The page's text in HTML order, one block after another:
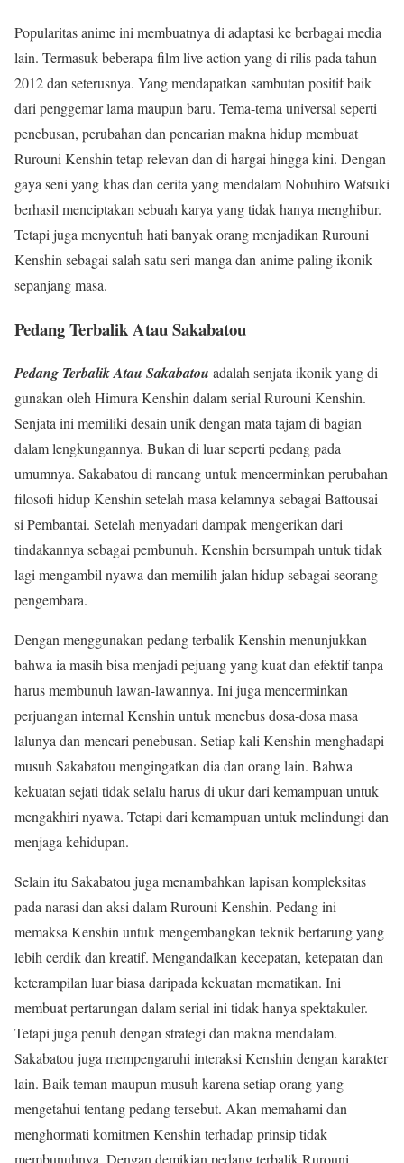
Popularitas anime ini membuatnya di adaptasi ke berbagai media
lain. Termasuk beberapa film live action yang di rilis pada tahun
2012 dan seterusnya. Yang mendapatkan sambutan positif baik
dari penggemar lama maupun baru. Tema-tema universal seperti
penebusan, perubahan dan pencarian makna hidup membuat
Rurouni Kenshin tetap relevan dan di hargai hingga kini. Dengan
gaya seni yang khas dan cerita yang mendalam Nobuhiro Watsuki
berhasil menciptakan sebuah karya yang tidak hanya menghibur.
Tetapi juga menyentuh hati banyak orang menjadikan Rurouni
Kenshin sebagai salah satu seri manga dan anime paling ikonik
sepanjang masa.
Pedang Terbalik Atau Sakabatou
Pedang Terbalik Atau Sakabatou adalah senjata ikonik yang di
gunakan oleh Himura Kenshin dalam serial Rurouni Kenshin.
Senjata ini memiliki desain unik dengan mata tajam di bagian
dalam lengkungannya. Bukan di luar seperti pedang pada
umumnya. Sakabatou di rancang untuk mencerminkan perubahan
filosofi hidup Kenshin setelah masa kelamnya sebagai Battousai
si Pembantai. Setelah menyadari dampak mengerikan dari
tindakannya sebagai pembunuh. Kenshin bersumpah untuk tidak
lagi mengambil nyawa dan memilih jalan hidup sebagai seorang
pengembara.
Dengan menggunakan pedang terbalik Kenshin menunjukkan
bahwa ia masih bisa menjadi pejuang yang kuat dan efektif tanpa
harus membunuh lawan-lawannya. Ini juga mencerminkan
perjuangan internal Kenshin untuk menebus dosa-dosa masa
lalunya dan mencari penebusan. Setiap kali Kenshin menghadapi
musuh Sakabatou mengingatkan dia dan orang lain. Bahwa
kekuatan sejati tidak selalu harus di ukur dari kemampuan untuk
mengakhiri nyawa. Tetapi dari kemampuan untuk melindungi dan
menjaga kehidupan.
Selain itu Sakabatou juga menambahkan lapisan kompleksitas
pada narasi dan aksi dalam Rurouni Kenshin. Pedang ini
memaksa Kenshin untuk mengembangkan teknik bertarung yang
lebih cerdik dan kreatif. Mengandalkan kecepatan, ketepatan dan
keterampilan luar biasa daripada kekuatan mematikan. Ini
membuat pertarungan dalam serial ini tidak hanya spektakuler.
Tetapi juga penuh dengan strategi dan makna mendalam.
Sakabatou juga mempengaruhi interaksi Kenshin dengan karakter
lain. Baik teman maupun musuh karena setiap orang yang
mengetahui tentang pedang tersebut. Akan memahami dan
menghormati komitmen Kenshin terhadap prinsip tidak
membunuhnya. Dengan demikian pedang terbalik Rurouni